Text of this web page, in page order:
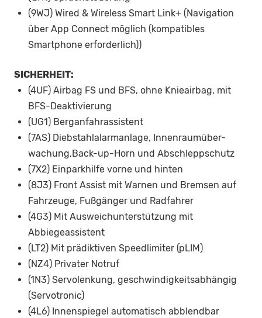
(9WJ) Wired & Wireless Smart Link+ (Navigation
über App Connect möglich (kompatibles
Smartphone erforderlich))
SICHERHEIT:
(4UF) Airbag FS und BFS, ohne Knieairbag, mit
BFS-Deaktivierung
(UG1) Berganfahrassistent
(7AS) Diebstahlalarmanlage, Innenraumüber-
wachung,Back-up-Horn und Abschleppschutz
(7X2) Einparkhilfe vorne und hinten
(8J3) Front Assist mit Warnen und Bremsen auf
Fahrzeuge, Fußgänger und Radfahrer
(4G3) Mit Ausweichunterstützung mit
Abbiegeassistent
(LT2) Mit prädiktiven Speedlimiter (pLIM)
(NZ4) Privater Notruf
(1N3) Servolenkung, geschwindigkeitsabhängig
(Servotronic)
(4L6) Innenspiegel automatisch abblendbar